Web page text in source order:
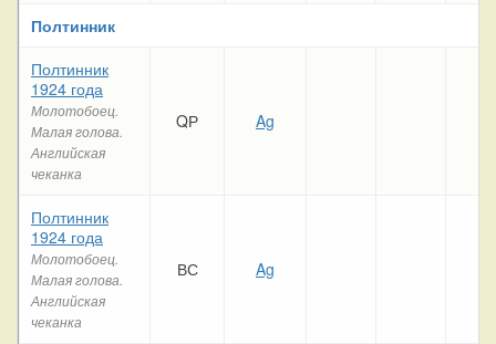
Полтинник
Полтинник
1924 года
Молотобоец.
Малая голова.
Английская
чеканка
QР Ag
Полтинник
1924 года
Молотобоец.
Малая голова.
Английская
чеканка
ВС Ag